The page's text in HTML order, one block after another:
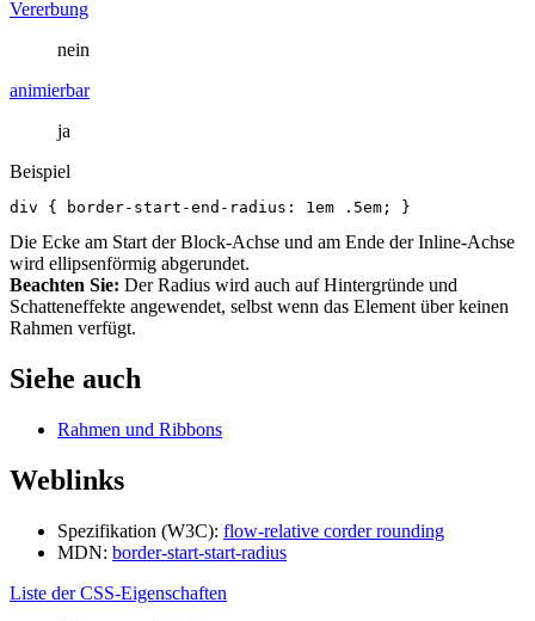
Vererbung
nein
animierbar
ja
Beispiel
div { border- start -end - radius : 1em .5em ; }
Die Ecke am Start der Block-Achse und am Ende der Inline-Achse
wird ellipsenförmig abgerundet.
Beachten Sie: Der Radius wird auch auf Hintergründe und
Schatteneffekte angewendet, selbst wenn das Element über keinen
Rahmen verfügt.
Siehe auch
Rahmen und Ribbons
Weblinks
Spezifikation (W3C): flow-relative corder rounding
MDN: border-start-start-radius
Liste der CSS-Eigenschaften